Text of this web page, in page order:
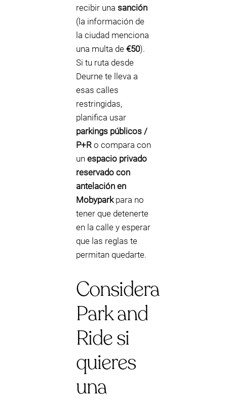
recibir una sanción
(la información de
la ciudad menciona
una multa de €50).
Si tu ruta desde
Deurne te lleva a
esas calles
restringidas,
planifica usar
parkings públicos /
P+R o compara con
un espacio privado
reservado con
antelación en
Mobyparkpara no
tener que detenerte
en la calle y esperar
que las reglas te
permitan quedarte.
Considera
Park and
Ride si
quieres
una